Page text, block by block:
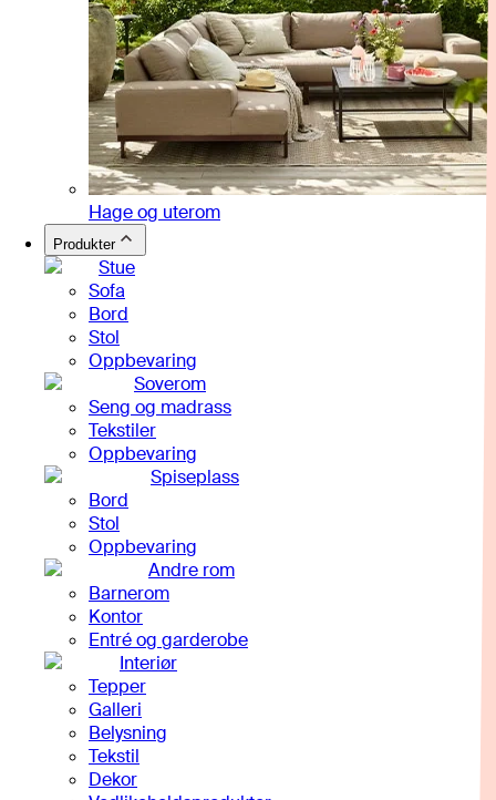
Hage og uterom
Produkter
Stue
Sofa
Bord
Stol
Oppbevaring
Soverom
Seng og madrass
Tekstiler
Oppbevaring
Spiseplass
Bord
Stol
Oppbevaring
Andre rom
Barnerom
Kontor
Entré og garderobe
Interiør
Tepper
Galleri
Belysning
Tekstil
Dekor